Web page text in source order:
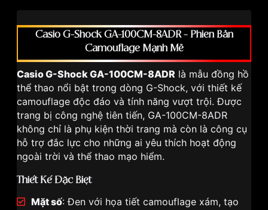
Casio G-Shock GA-100CM-8ADR – Phiên Bản
Camouflage Mạnh Mẽ
Casio G-Shock GA-100CM-8ADR là mẫu đồng hồ
thể thao nổi bật trong dòng G-Shock, với thiết kế
camouflage độc đáo và tính năng vượt trội. Được
trang bị công nghệ tiên tiến, GA-100CM-8ADR
không chỉ là phụ kiện thời trang mà còn là công cụ
hỗ trợ đắc lực cho những ai yêu thích hoạt động
ngoài trời và thể thao mạo hiểm.
Thiết Kế Đặc Biệt
Mặt số: Đen với họa tiết camouflage xám, tạo